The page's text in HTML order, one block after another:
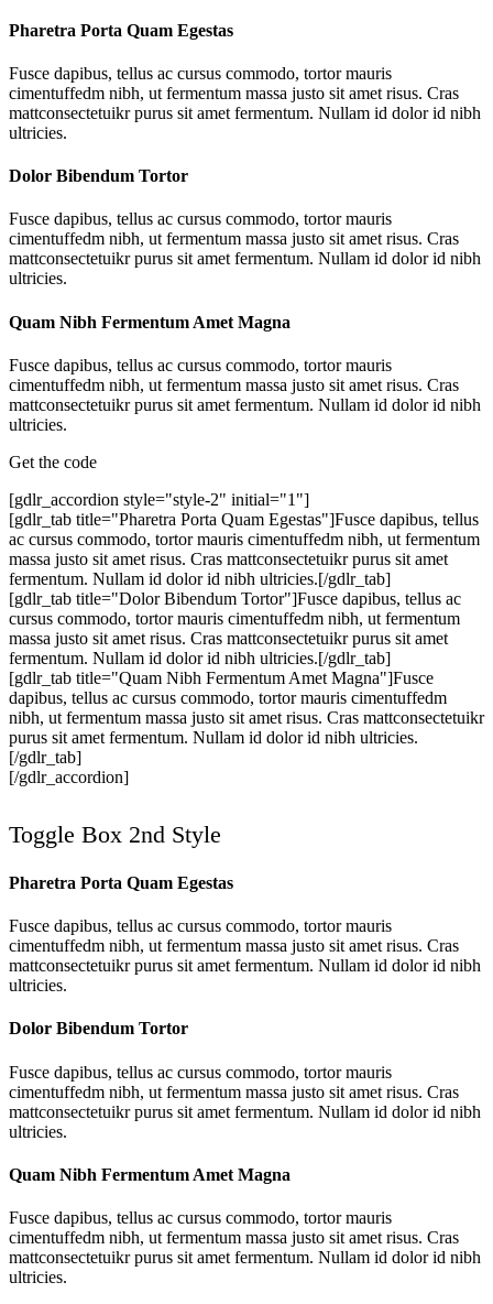
Pharetra Porta Quam Egestas
Fusce dapibus, tellus ac cursus commodo, tortor mauris
cimentuffedm nibh, ut fermentum massa justo sit amet risus. Cras
mattconsectetuikr purus sit amet fermentum. Nullam id dolor id nibh
ultricies.
Dolor Bibendum Tortor
Fusce dapibus, tellus ac cursus commodo, tortor mauris
cimentuffedm nibh, ut fermentum massa justo sit amet risus. Cras
mattconsectetuikr purus sit amet fermentum. Nullam id dolor id nibh
ultricies.
Quam Nibh Fermentum Amet Magna
Fusce dapibus, tellus ac cursus commodo, tortor mauris
cimentuffedm nibh, ut fermentum massa justo sit amet risus. Cras
mattconsectetuikr purus sit amet fermentum. Nullam id dolor id nibh
ultricies.
Get the code
[gdlr_accordion style="style-2" initial="1"]
[gdlr_tab title="Pharetra Porta Quam Egestas"]Fusce dapibus, tellus
ac cursus commodo, tortor mauris cimentuffedm nibh, ut fermentum
massa justo sit amet risus. Cras mattconsectetuikr purus sit amet
fermentum. Nullam id dolor id nibh ultricies.[/gdlr_tab]
[gdlr_tab title="Dolor Bibendum Tortor"]Fusce dapibus, tellus ac
cursus commodo, tortor mauris cimentuffedm nibh, ut fermentum
massa justo sit amet risus. Cras mattconsectetuikr purus sit amet
fermentum. Nullam id dolor id nibh ultricies.[/gdlr_tab]
[gdlr_tab title="Quam Nibh Fermentum Amet Magna"]Fusce
dapibus, tellus ac cursus commodo, tortor mauris cimentuffedm
nibh, ut fermentum massa justo sit amet risus. Cras mattconsectetuikr
purus sit amet fermentum. Nullam id dolor id nibh ultricies.
[/gdlr_tab]
[/gdlr_accordion]
Toggle Box 2nd Style
Pharetra Porta Quam Egestas
Fusce dapibus, tellus ac cursus commodo, tortor mauris
cimentuffedm nibh, ut fermentum massa justo sit amet risus. Cras
mattconsectetuikr purus sit amet fermentum. Nullam id dolor id nibh
ultricies.
Dolor Bibendum Tortor
Fusce dapibus, tellus ac cursus commodo, tortor mauris
cimentuffedm nibh, ut fermentum massa justo sit amet risus. Cras
mattconsectetuikr purus sit amet fermentum. Nullam id dolor id nibh
ultricies.
Quam Nibh Fermentum Amet Magna
Fusce dapibus, tellus ac cursus commodo, tortor mauris
cimentuffedm nibh, ut fermentum massa justo sit amet risus. Cras
mattconsectetuikr purus sit amet fermentum. Nullam id dolor id nibh
ultricies.